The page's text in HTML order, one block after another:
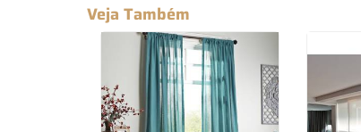
Veja Também